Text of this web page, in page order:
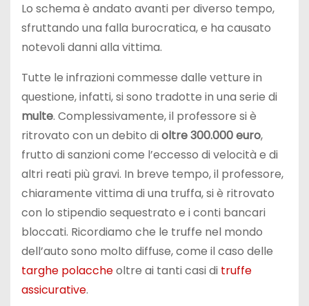
Lo schema è andato avanti per diverso tempo,
sfruttando una falla burocratica, e ha causato
notevoli danni alla vittima.
Tutte le infrazioni commesse dalle vetture in
questione, infatti, si sono tradotte in una serie di
multe. Complessivamente, il professore si è
ritrovato con un debito dioltre 300.000 euro,
frutto di sanzioni come l’eccesso di velocità e di
altri reati più gravi. In breve tempo, il professore,
chiaramente vittima di una truffa, si è ritrovato
con lo stipendio sequestrato e i conti bancari
bloccati. Ricordiamo che le truffe nel mondo
dell’auto sono molto diffuse, come il caso delle
targhe polaccheoltre ai tanti casi di truffe
assicurative.